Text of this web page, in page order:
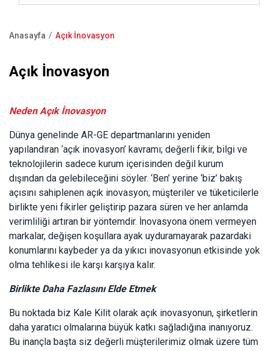
Basın Kiti
Kale Oda Kapısı
Çelik Kasa
Ürün Katalogları
Garanti Kayıt Formu
Blog
Satış Noktaları
yolu
Anasayfa Açık İnovasyon
Açık İnovasyon
Neden Açık İnovasyon
Dünya genelinde AR-GE departmanlarını yeniden
yapılandıran ‘açık inovasyon’ kavramı; değerli fikir, bilgi ve
teknolojilerin sadece kurum içerisinden değil kurum
dışından da gelebileceğini söyler. ‘Ben’ yerine ‘biz’ bakış
açısını sahiplenen açık inovasyon; müşteriler ve tüketicilerle
birlikte yeni fikirler geliştirip pazara süren ve her anlamda
verimliliği artıran bir yöntemdir. İnovasyona önem vermeyen
markalar, değişen koşullara ayak uyduramayarak pazardaki
konumlarını kaybeder ya da yıkıcı inovasyonun etkisinde yok
olma tehlikesi ile karşı karşıya kalır.
Birlikte Daha Fazlasını Elde Etmek
Bu noktada biz Kale Kilit olarak açık inovasyonun, şirketlerin
daha yaratıcı olmalarına büyük katkı sağladığına inanıyoruz.
Bu inançla başta siz değerli müşterilerimiz olmak üzere tüm